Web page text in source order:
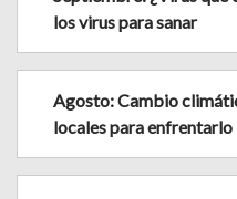
los virus para sanar
Agosto: Cambio
locales para enfrentarlo